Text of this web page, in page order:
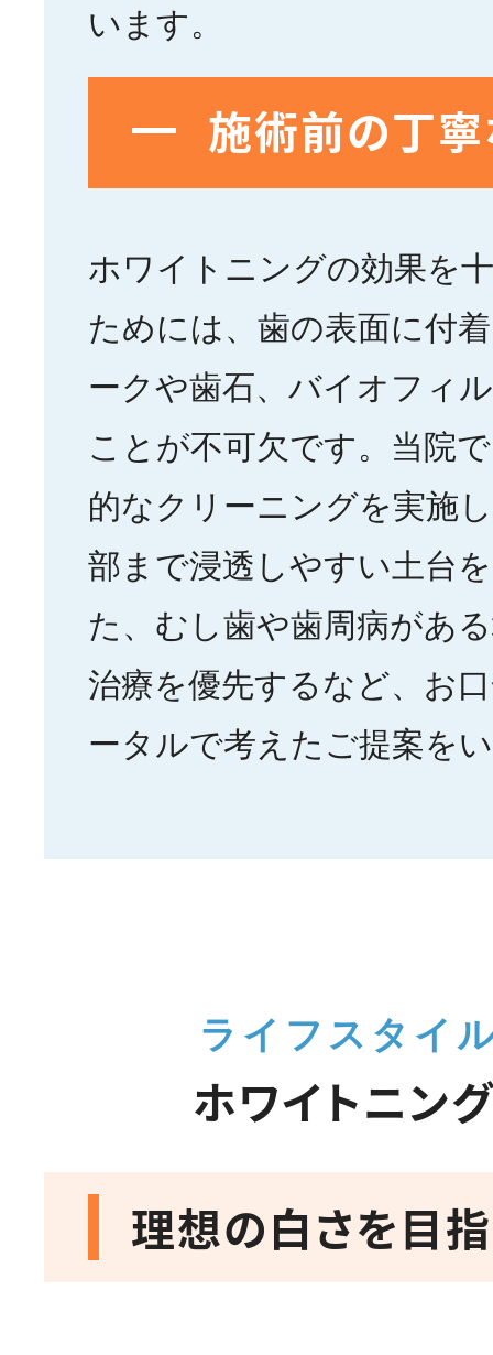
います。
施術前の丁
ホワイトニングの効果を
ためには、歯の表面に付
ークや歯石、バイオフィ
ことが不可欠です。当院
的なクリーニングを実施
部まで浸透しやすい土台
た、むし歯や歯周病があ
治療を優先するなど、お
ータルで考えたご提案を
ホワイトニン
ライフスタイ
理想の白さを目